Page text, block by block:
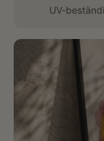
UV-